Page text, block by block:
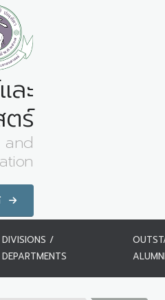
ะ
ตร์
and
DIVISIONS /
DEPARTMENTS
ALUMNI